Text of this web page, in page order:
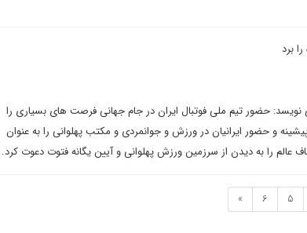
برد
نویسد: حضور تیم ملی فوتبال ایران در جام جهانی فرصت های بسیاری را
و حضور ایرانیان در ورزش و جوانمردی و مکتب پهلوانی را به عنوان
عالم را به دیدن از سرزمین ورزش پهلوانی و آیین یگانه فتوت دعوت کرد.
5
6
»